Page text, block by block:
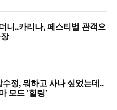
니..카리나, 페스티벌 관객으
정, 뭐하고 사나 싶었는데..
모드 '힐링'